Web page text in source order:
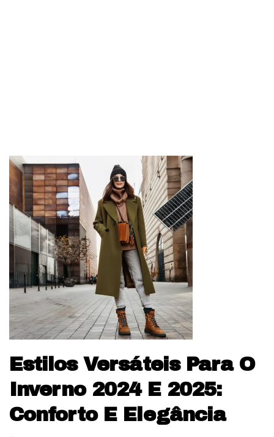
Estilos Versáteis Para O
Inverno 2024 E 2025:
Conforto E Elegância